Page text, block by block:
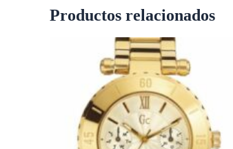
Productos relacionados